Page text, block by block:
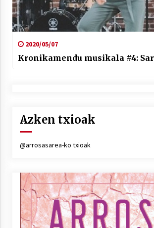
2020/05/07
Kronikamendu musikala #4:
Azken txioak
@arrosasarea-ko txioak